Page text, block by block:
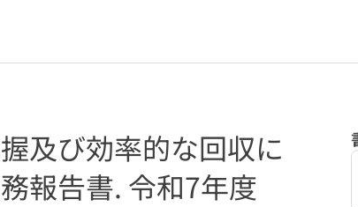
及び効率的な回収に
報告書. 令和7年度